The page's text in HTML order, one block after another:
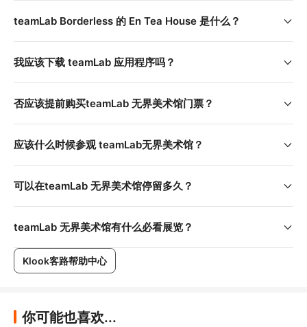
teamLab Borderless 的 En Tea House 是什么？
我应该下载 teamLab 应用程序吗？
否应该提前购买teamLab 无界美术馆门票？
应该什么时候参观 teamLab无界美术馆？
可以在teamLab 无界美术馆停留多久？
teamLab 无界美术馆有什么必看展览？
Klook客路帮助中心
你可能也喜欢...